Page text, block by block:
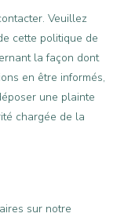
Veuillez
cette politique de
la façon dont
en être informés,
une plainte
chargée de la
sur notre